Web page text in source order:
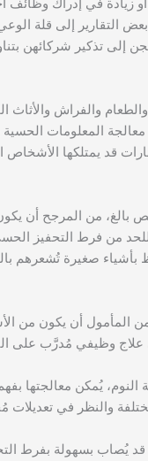
أو خلل الإدراك الحسي الداخلي (شاه وآخرون،
إلى تذكير شركائهن
والفراش والأثاث
المعلومات
قد يمتلكها
بالغ، من المرجح أن
من فرط التحفيز
بأشياء صغيرة تُشعرهم
المأمول أن يكون من
علاج وظيفي مُدرَّب على
يُمكن معالجتها
والنظر في تعديلات
يُصاب بسهولة بفرط